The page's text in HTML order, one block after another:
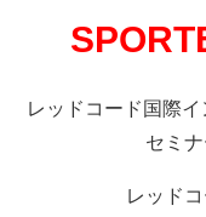
レッドコード国際
セミ
レッド